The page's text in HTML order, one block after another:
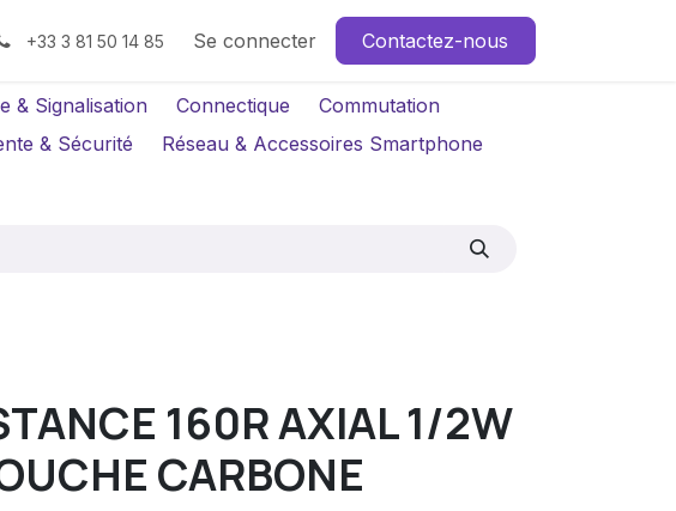
+33 3 81 50 14 85 Se connecter Contactez-nous
& Signalisation Connectique
Commutation
& Sécurité
Réseau & Accessoires Smartphone
160R AXIAL 1/2W
CARBONE